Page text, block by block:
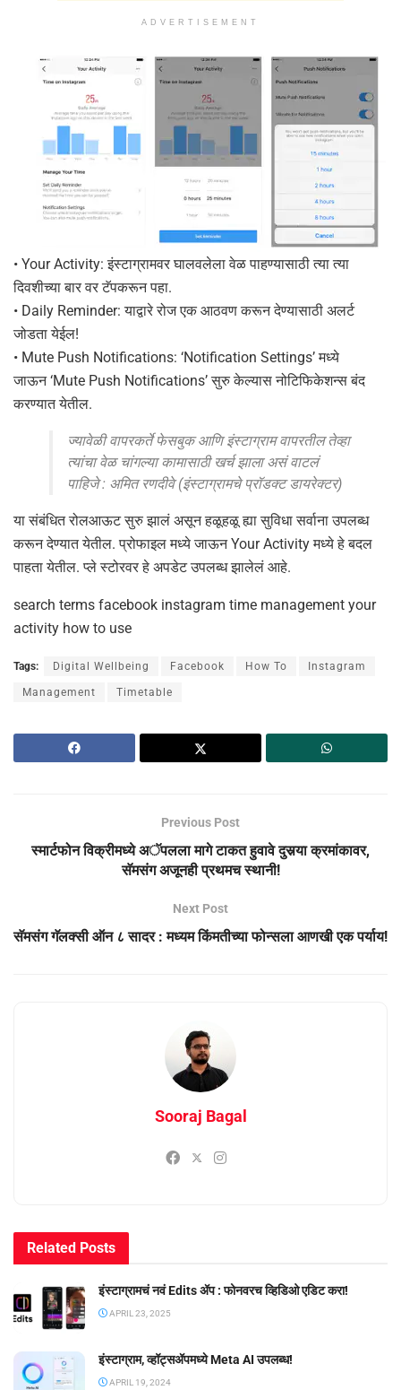
ADVERTISEMENT
• Your Activity: इंस्टाग्रामवर घालवलेला वेळ पाहण्यासाठी त्या त्या
दिवशीच्या बार वर टॅपकरून पहा.
• Daily Reminder: याद्वारे रोज एक आठवण करून देण्यासाठी अलर्ट
जोडता येईल!
• Mute Push Notifications: ‘Notification Settings’ मध्ये
जाऊन ‘Mute Push Notifications’ सुरु केल्यास नोटिफिकेशन्स बंद
करण्यात येतील.
ज्यावेळी वापरकर्ते फेसबुक आणि इंस्टाग्राम वापरतील तेव्हा
त्यांचा वेळ चांगल्या कामासाठी खर्च झाला असं वाटलं
पाहिजे : अमित रणदीवे (इंस्टाग्रामचे प्रॉडक्ट डायरेक्टर)
या संबंधित रोलआऊट सुरु झालं असून हळूहळू ह्या सुविधा सर्वाना उपलब्ध
करून देण्यात येतील. प्रोफाइल मध्ये जाऊन Your Activity मध्ये हे बदल
पाहता येतील. प्ले स्टोरवर हे अपडेट उपलब्ध झालेलं आहे.
search terms facebook instagram time management your
activity how to use
Tags: Digital Wellbeing Facebook How To Instagram
Management Timetable
Previous Post
स्मार्टफोन विक्रीमध्ये अॅपलला मागे टाकत हुवावे दुसर्‍या क्रमांकावर,
सॅमसंग अजूनही प्रथमच स्थानी!
Next Post
सॅमसंग गॅलक्सी ऑन ८ सादर : मध्यम किंमतीच्या फोन्सला आणखी एक पर्याय!
Sooraj Bagal
Related Posts
इंस्टाग्रामचं नवं Edits ॲप : फोनवरच व्हिडिओ एडिट करा!
APRIL 23, 2025
इंस्टाग्राम, व्हॉट्सॲपमध्ये Meta AI उपलब्ध!
APRIL 19, 2024